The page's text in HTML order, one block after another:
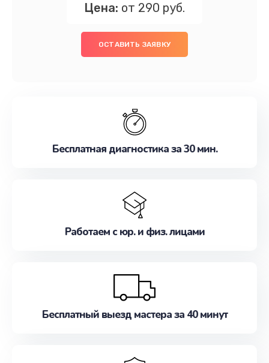
Цена: от 290 руб.
ОСТАВИТЬ ЗАЯВКУ
Бесплатная диагностика за 30 мин.
Работаем с юр. и физ. лицами
Бесплатный выезд мастера за 40 минут